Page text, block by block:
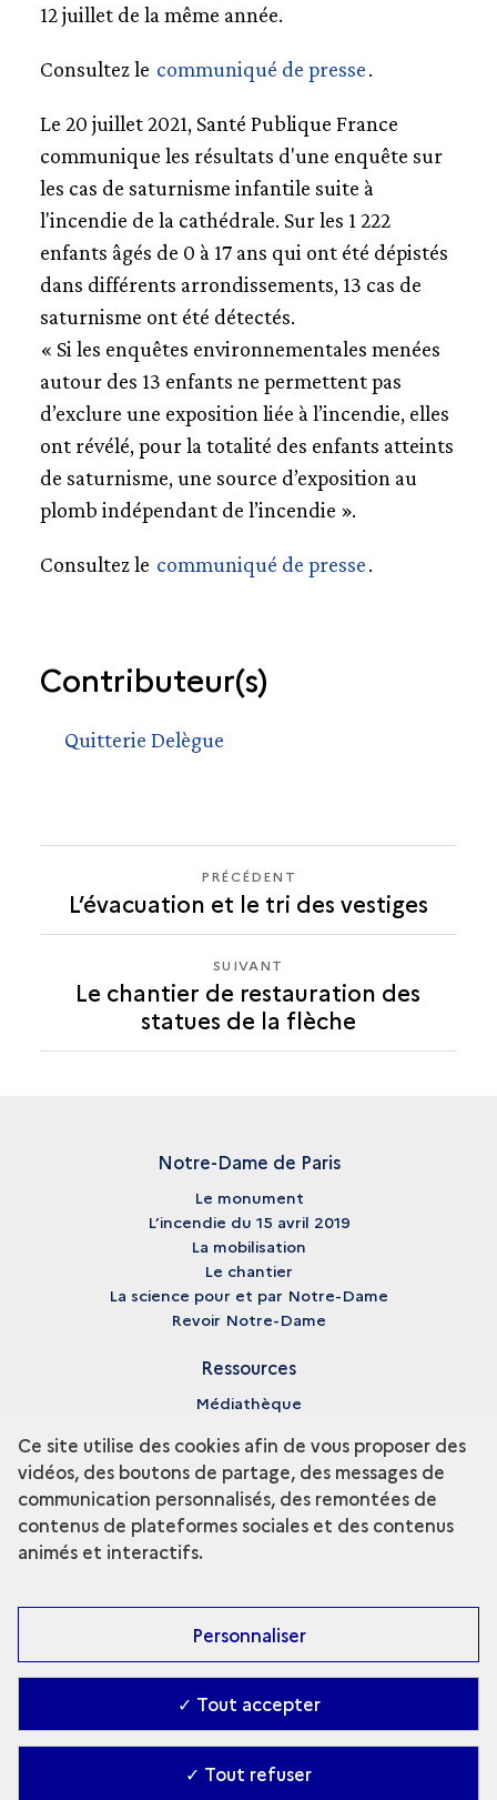
12 juillet de la même année.
Consultez le communiqué de presse.
Le 20 juillet 2021, Santé Publique France
communique les résultats d'une enquête sur
les cas de saturnisme infantile suite à
l'incendie de la cathédrale. Sur les 1 222
enfants âgés de 0 à 17 ans qui ont été dépistés
dans différents arrondissements, 13 cas de
saturnisme ont été détectés.
« Si les enquêtes environnementales menées
autour des 13 enfants ne permettent pas
d’exclure une exposition liée à l’incendie, elles
ont révélé, pour la totalité des enfants atteints
de saturnisme, une source d’exposition au
plomb indépendant de l’incendie ».
Consultez le communiqué de presse.
Contributeur(s)
Quitterie Delègue
PRÉCÉDENT
LE
RESTAURATION
DES
STATUES
PRÉCÉDENT
L’évacuation et le tri des vestiges
SUIVANT
LE
CHANTIER
FLÈCHE
SUIVANT
Le chantier de restauration des
statues de la flèche
Notre-Dame de Paris
Le monument
L’incendie du 15 avril 2019
La mobilisation
Le chantier
La science pour et par Notre-Dame
Revoir Notre-Dame
Ressources
Médiathèque
À propos
Crédits
Grands sites archéologiques
Mentions légales
Accessibilité : partiellement conforme
Gestion des cookies
- Ministère de la Culture
Ce site utilise des cookies afin de vous proposer des
vidéos, des boutons de partage, des messages de
communication personnalisés, des remontées de
contenus de plateformes sociales et des contenus
animés et interactifs.
Personnaliser
✓ Tout accepter
✓ Tout refuser